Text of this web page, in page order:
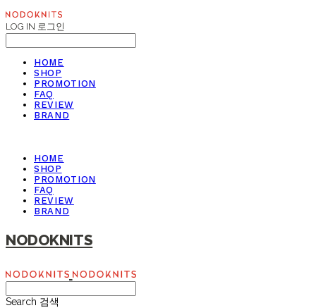
LOG IN 로그인
HOME
SHOP
PROMOTION
FAQ
REVIEW
BRAND
HOME
SHOP
PROMOTION
FAQ
REVIEW
BRAND
NODOKNITS
Search 검색